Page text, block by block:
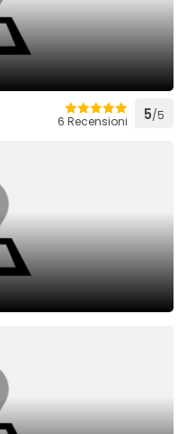
6 Recensioni 5/5